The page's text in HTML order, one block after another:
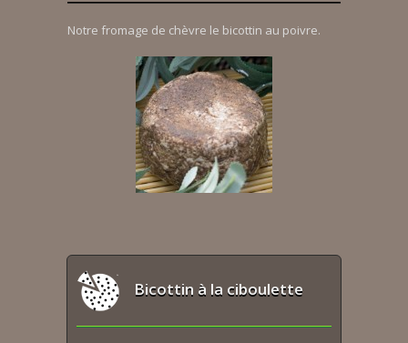
Notre fromage de chèvre le bicottin au poivre.
Bicottin à la ciboulette